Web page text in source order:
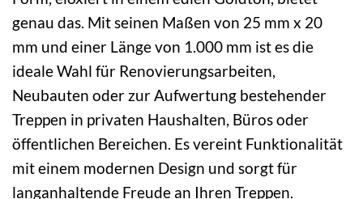
genau das. Mit seinen Maßen von 25 mm x 20
mm und einer Länge von 1.000 mm ist es die
ideale Wahl für Renovierungsarbeiten,
Neubauten oder zur Aufwertung bestehender
Treppen in privaten Haushalten, Büros oder
öffentlichen Bereichen. Es vereint Funktionalität
mit einem modernen Design und sorgt für
langanhaltende Freude an Ihren Treppen.